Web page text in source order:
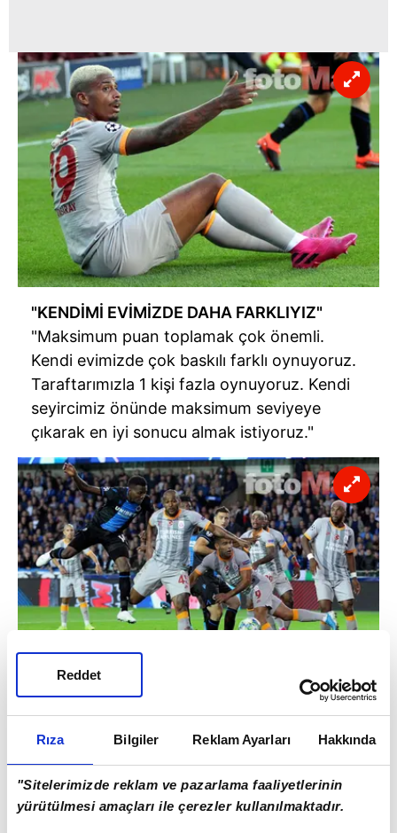
Rıza Bilgiler Reklam Ayarları Hakkında
"Sitelerimizde reklam ve pazarlama faaliyetlerinin
yürütülmesi amaçları ile çerezler kullanılmaktadır.
Reddet
"KENDİMİ EVİMİZDE DAHA FARKLIYIZ"
"Maksimum puan toplamak çok önemli.
Kendi evimizde çok baskılı farklı oynuyoruz.
Taraftarımızla 1 kişi fazla oynuyoruz. Kendi
seyircimiz önünde maksimum seviyeye
çıkarak en iyi sonucu almak istiyoruz."
Galatasaray'ın Kolombiyalı yıldızı Radamel
Falcao, UEFA Şampiyonlar Ligi A Grubu ilk
maçında 0-0 berabere kaldıkları Club Brugge
maçının ardından açıklamalarda bulundu.